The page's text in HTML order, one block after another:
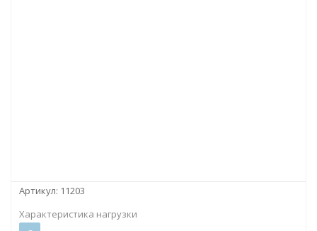
Артикул: 11203
Характеристика нагрузки